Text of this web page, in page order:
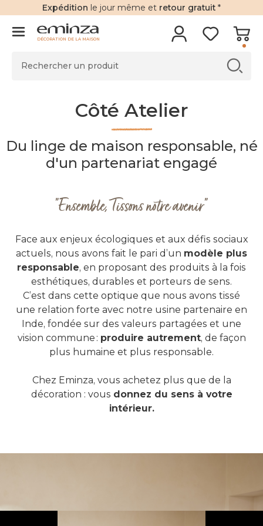
Expédition le jour même et retour gratuit *
DÉCORATION DE LA MAISON
Côté Atelier
Du linge de maison responsable, né
d'un partenariat engagé
"Ensemble, Tissons notre avenir"
Face aux enjeux écologiques et aux défis sociaux
actuels, nous avons fait le pari d’un modèle plus
responsable, en proposant des produits à la fois
esthétiques, durables et porteurs de sens.
C’est dans cette optique que nous avons tissé
une relation forte avec notre usine partenaire en
Inde, fondée sur des valeurs partagées et une
vision commune : produire autrement, de façon
plus humaine et plus responsable.
Chez Eminza, vous achetez plus que de la
décoration : vous donnez du sens à votre
intérieur.